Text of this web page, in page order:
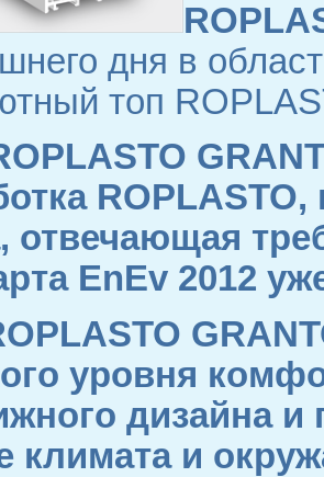
дня в
топ
отвечающая
EnEv 2012
уровня
дизайна
климата и